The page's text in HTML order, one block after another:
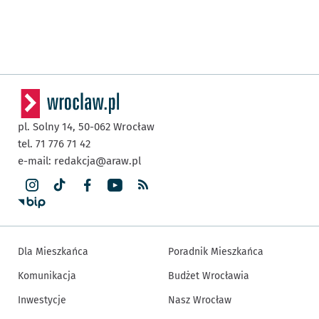
pl. Solny 14, 50-062 Wrocław
tel. 71 776 71 42
e-mail: redakcja@araw.pl
Dla Mieszkańca
Komunikacja
Inwestycje
Poradnik Mieszkańca
Budżet Wrocławia
Nasz Wrocław